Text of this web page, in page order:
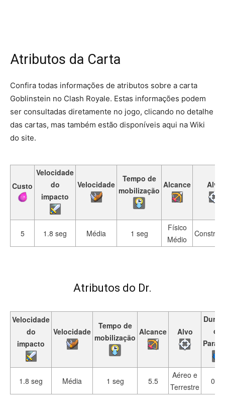
Atributos da Carta
Confira todas informações de atributos sobre a carta
Goblinstein no Clash Royale. Estas informações podem
ser consultadas diretamente no jogo, clicando no detalhe
das cartas, mas também estão disponíveis aqui na Wiki
do site.
Custo
Velocidade
do
impacto
Velocidade
Tempo de
mobilização
Alcance Alvo
5 1.8 seg Média 1 seg
Físico
Médio
Atributos do Dr.
Velocidade
do
impacto
Velocidade
Tempo de
mobilização
Alcance Alvo
de
1.8 seg Média 1 seg 5.5
Aéreo e
Terrestre
0.5s